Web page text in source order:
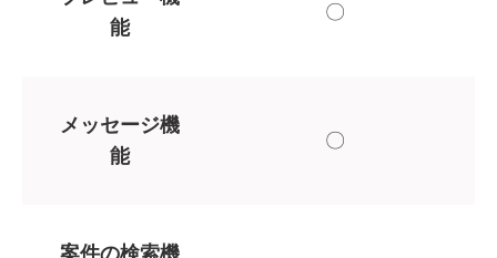
能
〇
メッセージ機
能
〇
案件の検索機